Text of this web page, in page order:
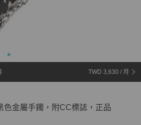
TWD 3,630 / 月
色金屬手鐲，附CC標誌，正品